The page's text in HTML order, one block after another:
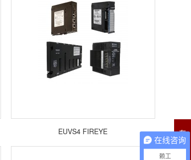
EUVS4 FIREYE
在
线
客
在线咨询
赖工